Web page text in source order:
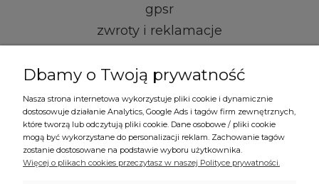
gpsr
zwroty i reklamacje
kontakt i dane firmy
regulamin
formy płatności
czas i koszty dostawy
polityka prywatności
Dbamy o Twoją prywatność
Nasza strona internetowa wykorzystuje pliki cookie i dynamicznie
dostosowuje działanie Analytics, Google Ads i tagów firm zewnętrznych,
które tworzą lub odczytują pliki cookie. Dane osobowe / pliki cookie
mogą być wykorzystane do personalizacji reklam. Zachowanie tagów
zostanie dostosowane na podstawie wyboru użytkownika.
Więcej o plikach cookies przeczytasz w naszej Polityce prywatności.